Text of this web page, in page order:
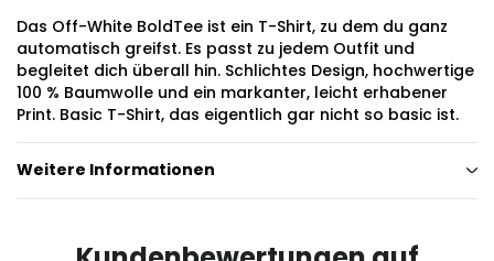
Das Off-White BoldTee ist ein T-Shirt, zu dem du ganz
automatisch greifst. Es passt zu jedem Outfit und
begleitet dich überall hin. Schlichtes Design, hochwertige
100 % Baumwolle und ein markanter, leicht erhabener
Print. Basic T-Shirt, das eigentlich gar nicht so basic ist.
Weitere Informationen